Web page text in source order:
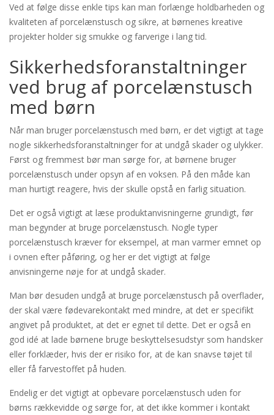
Ved at følge disse enkle tips kan man forlænge holdbarheden og
kvaliteten af porcelænstusch og sikre, at børnenes kreative
projekter holder sig smukke og farverige i lang tid.
Sikkerhedsforanstaltninger
ved brug af porcelænstusch
med børn
Når man bruger porcelænstusch med børn, er det vigtigt at tage
nogle sikkerhedsforanstaltninger for at undgå skader og ulykker.
Først og fremmest bør man sørge for, at børnene bruger
porcelænstusch under opsyn af en voksen. På den måde kan
man hurtigt reagere, hvis der skulle opstå en farlig situation.
Det er også vigtigt at læse produktanvisningerne grundigt, før
man begynder at bruge porcelænstusch. Nogle typer
porcelænstusch kræver for eksempel, at man varmer emnet op
i ovnen efter påføring, og her er det vigtigt at følge
anvisningerne nøje for at undgå skader.
Man bør desuden undgå at bruge porcelænstusch på overflader,
der skal være fødevarekontakt med mindre, at det er specifikt
angivet på produktet, at det er egnet til dette. Det er også en
god idé at lade børnene bruge beskyttelsesudstyr som handsker
eller forklæder, hvis der er risiko for, at de kan snavse tøjet til
eller få farvestoffet på huden.
Endelig er det vigtigt at opbevare porcelænstusch uden for
børns rækkevidde og sørge for, at det ikke kommer i kontakt